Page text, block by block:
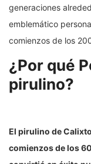
generaciones
emblemático
comienzos de los
¿Por qué
pirulino?
El pirulino de
comienzos de los